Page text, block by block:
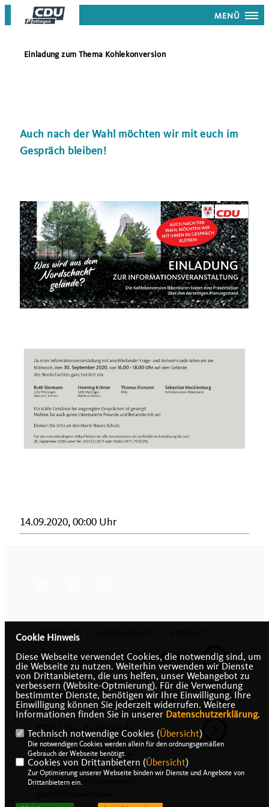
MENÜ
Einladung zum Thema Kohlekonversion
Auch nach der Wahl möchten wir mit euch im
Gespräch bleiben!
14.09.2020, 00:00 Uhr
IMPRESSUM
CDU Kreisverband Steinfurt
CDU NRW
CDU Deutschlands
@2026 Christlich Demokratische
Union Deutschlands (CDU),
Kreisverband Steinfurt vertreten
GmbH & Co. KG
Cookie Hinweis
Diese Webseite verwendet Cookies, die notwendig sind, um
die Webseite zu nutzen. Weiterhin verwenden wir Dienste
von Drittanbietern, die uns helfen, unser Webangebot zu
verbessern (Website-Optmierung). Für die Verwendung
bestimmter Dienste, benötigen wir Ihre Einwilligung. Ihre
Einwilligung können Sie jederzeit widerrufen. Weitere
Informationen finden Sie in unserer Datenschutzerklärung.
Technisch notwendige Cookies (Übersicht)
Die notwendigen Cookies werden allein für den ordnungsgemäßen
Gebrauch der Webseite benötigt.
Cookies von Drittanbietern (Übersicht)
Zur Optimierung unserer Webseite binden wir Dienste und Angebote von
Drittanbietern ein.